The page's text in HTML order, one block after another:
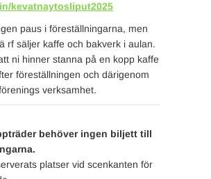
kevatnaytosliput2025
paus i föreställningarna, men
rf säljer kaffe och bakverk i aulan.
ni hinner stanna på en kopp kaffe
föreställningen och därigenom
verksamhet.
behöver ingen biljett till
platser vid scenkanten för